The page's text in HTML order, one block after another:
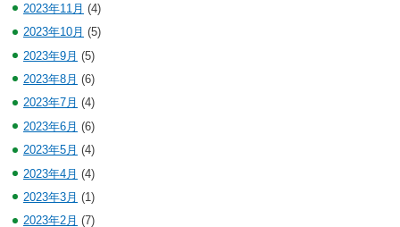
2023年11月 (4)
2023年10月 (5)
2023年9月 (5)
2023年8月 (6)
2023年7月 (4)
2023年6月 (6)
2023年5月 (4)
2023年4月 (4)
2023年3月 (1)
2023年2月 (7)